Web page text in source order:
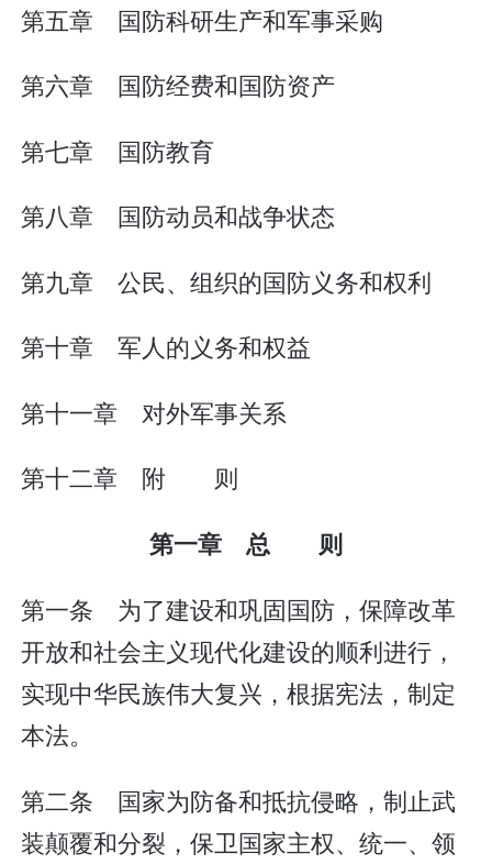
第五章 国防科研生产和军事采购
第六章 国防经费和国防资产
第七章 国防教育
第八章 国防动员和战争状态
第九章 公民、组织的国防义务和权利
第十章 军人的义务和权益
第十一章 对外军事关系
第十二章 附 则
第一章 总 则
第一条 为了建设和巩固国防，保障改革
开放和社会主义现代化建设的顺利进行，
实现中华民族伟大复兴，根据宪法，制定
本法。
第二条 国家为防备和抵抗侵略，制止武
装颠覆和分裂，保卫国家主权、统一、领